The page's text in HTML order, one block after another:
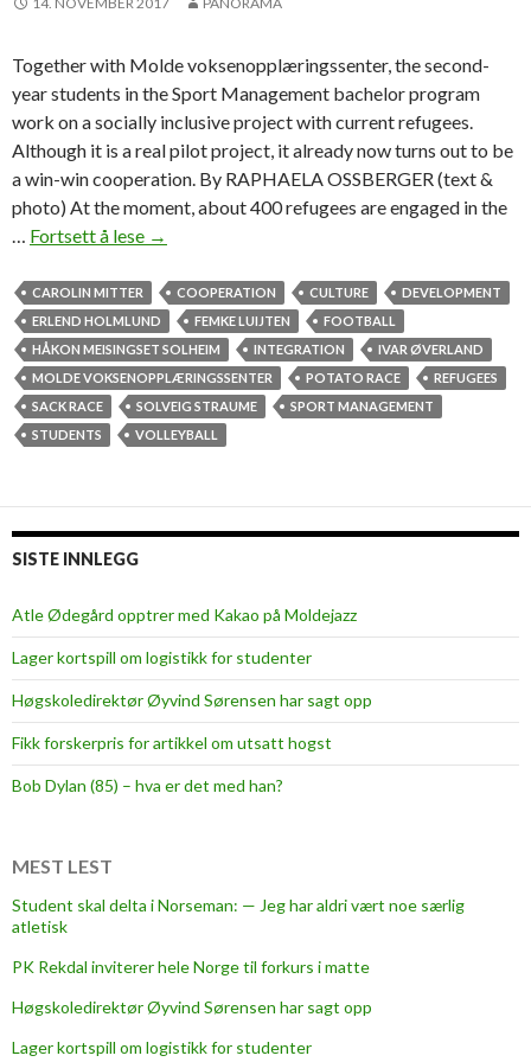
e
r
e
f
u
g
s
Together with Molde voksenopplæringssenter, the second-
year students in the Sport Management bachelor program
work on a socially inclusive project with current refugees.
Although it is a real pilot project, it already now turns out to be
a win-win cooperation. By RAPHAELA OSSBERGER (text &
photo) At the moment, about 400 refugees are engaged in the
… Fortsett å lese H
M
o
l
d
e
s
t
s
p
a
v
i
w
y
f
→
CAROLIN MITTER COOPERATION CULTURE
DEVELOPMENT
ERLEND HOLMLUND
FEMKE LUIJTEN
FOOTBALL
HÅKON MEISINGSET SOLHEIM
INTEGRATION
IVAR ØVERLAND
MOLDE VOKSENOPPLÆRINGSSENTER
POTATO RACE
REFUGEES
SACK RACE
SOLVEIG STRAUME
SPORT MANAGEMENT
STUDENTS
VOLLEYBALL
SISTE INNLEGG
Atle Ødegård opptrer med Kakao på Moldejazz
Lager kortspill om logistikk for studenter
Høgskoledirektør Øyvind Sørensen har sagt opp
Fikk forskerpris for artikkel om utsatt hogst
Bob Dylan (85) – hva er det med han?
MEST LEST
Student skal delta i Norseman: — Jeg har aldri vært noe særlig
atletisk
PK Rekdal inviterer hele Norge til forkurs i matte
Høgskoledirektør Øyvind Sørensen har sagt opp
Lager kortspill om logistikk for studenter